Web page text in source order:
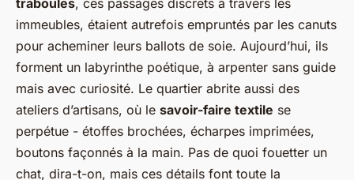
traboules, ces passages discrets à travers les
immeubles, étaient autrefois empruntés par les canuts
pour acheminer leurs ballots de soie. Aujourd’hui, ils
forment un labyrinthe poétique, à arpenter sans guide
mais avec curiosité. Le quartier abrite aussi des
ateliers d’artisans, où le savoir-faire textile se
perpétue - étoffes brochées, écharpes imprimées,
boutons façonnés à la main. Pas de quoi fouetter un
chat, dira-t-on, mais ces détails font toute la